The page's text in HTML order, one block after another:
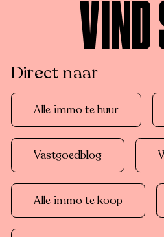
VIND
Direct naar
Alle immo te huur
Vastgoedblog
Alle immo te koop